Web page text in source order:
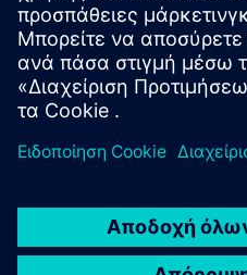
λέει ο Du Guoying, ιδρυτής
υπερσύγχρονο εργοστάσιο
ένα βήμα πιο κοντά σε αυτόν